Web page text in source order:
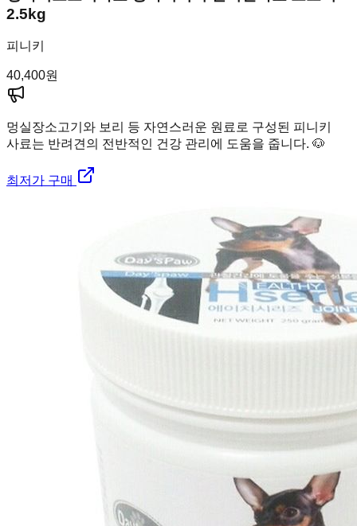
2.5kg
피니키
40,400원
멍실장소고기와 보리 등 자연스러운 원료로 구성된 피니키
사료는 반려견의 전반적인 건강 관리에 도움을 줍니다. 🐶
최저가 구매